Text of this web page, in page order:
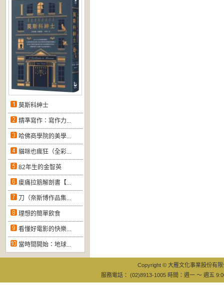
莫斯科紳士
精準寫作：寫作力...
哈佛商學院的美學...
貓咪也瘋狂（全彩...
82年生的金智英
痠痛拉筋解剖書【...
刀（奈斯博作品集...
理想的簡單飲食
看懂好電影的快樂...
當時間開始：地球...
Copyright © 大雁文化事業股份有
服務電話： (02)8913-1005 時間：週一 ～ 週五